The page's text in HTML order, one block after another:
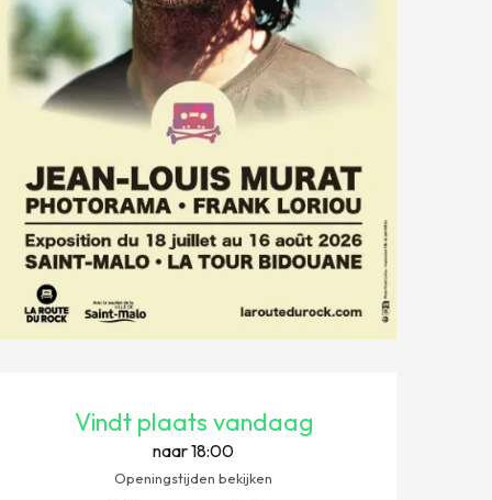
Vindt plaats vandaag
naar 18:00
Openingstijden bekijken